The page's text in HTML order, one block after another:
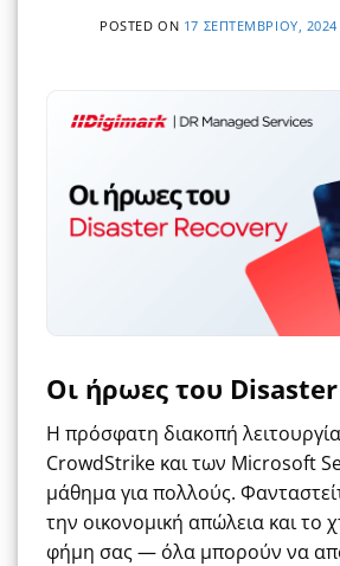
POSTED ON 17 ΣΕΠΤΕΜΒΡΊΟΥ, 2024
Οι ήρωες του
Η πρόσφατη διακοπή
CrowdStrike και των Microsoft
μάθημα για πολλούς.
την οικονομική απώλεια και το
φήμη σας — όλα μπορούν να